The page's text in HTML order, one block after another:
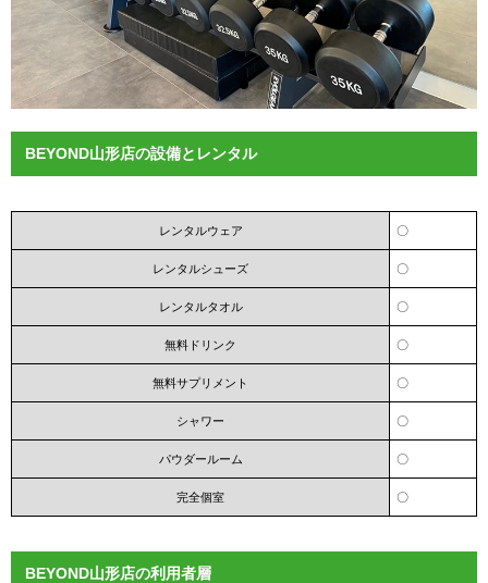
BEYOND山形店の設備とレンタル
レンタルウェア 〇
レンタルシューズ 〇
レンタルタオル 〇
無料ドリンク 〇
無料サプリメント 〇
シャワー 〇
パウダールーム 〇
完全個室 〇
BEYOND山形店の利用者層